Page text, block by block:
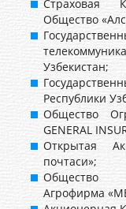
Страховая
Общество
Узбекистан;
Республики
Общество
GENERAL
Открытая
почтаси»;
Общество
Агрофирма